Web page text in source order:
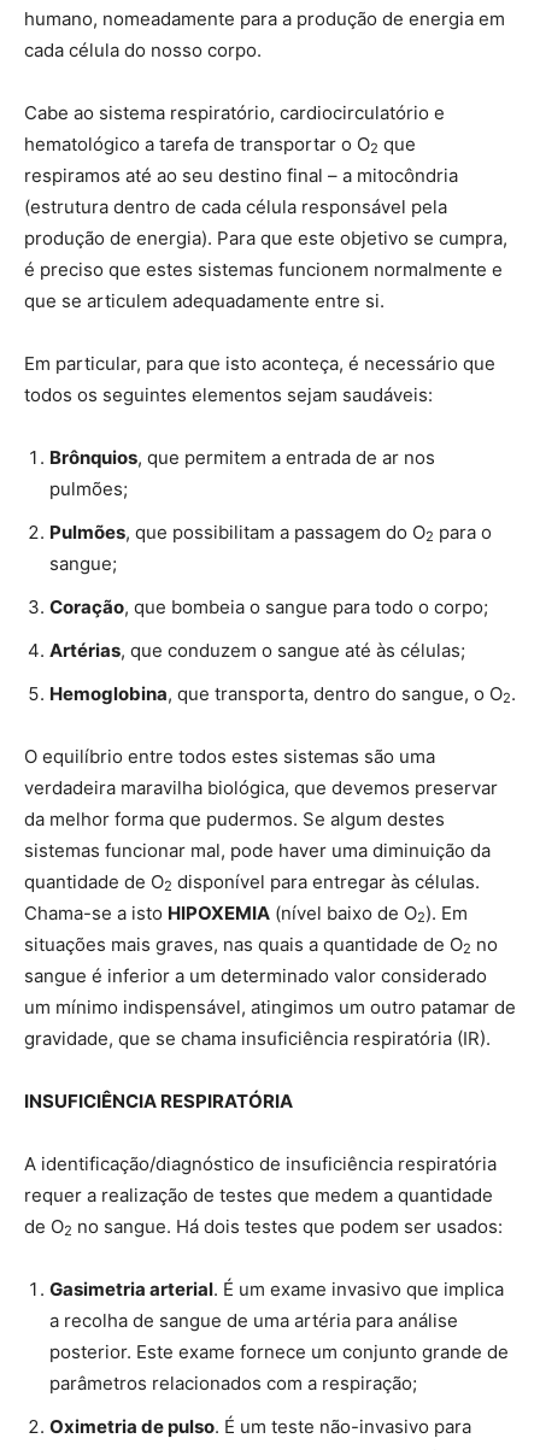
humano, nomeadamente para a produção de energia em
cada célula do nosso corpo.
Cabe ao sistema respiratório, cardiocirculatório e
hematológico a tarefa de transportar o O2 que
respiramos até ao seu destino final – a mitocôndria
(estrutura dentro de cada célula responsável pela
produção de energia). Para que este objetivo se cumpra,
é preciso que estes sistemas funcionem normalmente e
que se articulem adequadamente entre si.
Em particular, para que isto aconteça, é necessário que
todos os seguintes elementos sejam saudáveis:
Brônquios, que permitem a entrada de ar nos
pulmões;
Pulmões, que possibilitam a passagem do O2 para o
sangue;
Coração, que bombeia o sangue para todo o corpo;
Artérias, que conduzem o sangue até às células;
Hemoglobina, que transporta, dentro do sangue, o O2.
O equilíbrio entre todos estes sistemas são uma
verdadeira maravilha biológica, que devemos preservar
da melhor forma que pudermos. Se algum destes
sistemas funcionar mal, pode haver uma diminuição da
quantidade de O2 disponível para entregar às células.
Chama-se a isto HIPOXEMIA (nível baixo de O2). Em
situações mais graves, nas quais a quantidade de O2 no
sangue é inferior a um determinado valor considerado
um mínimo indispensável, atingimos um outro patamar de
gravidade, que se chama insuficiência respiratória (IR).
INSUFICIÊNCIA RESPIRATÓRIA
A identificação/diagnóstico de insuficiência respiratória
requer a realização de testes que medem a quantidade
de O2 no sangue. Há dois testes que podem ser usados:
Gasimetria arterial. É um exame invasivo que implica
a recolha de sangue de uma artéria para análise
posterior. Este exame fornece um conjunto grande de
parâmetros relacionados com a respiração;
Oximetria de pulso. É um teste não-invasivo para